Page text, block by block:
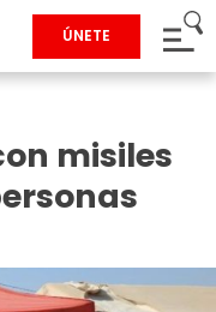
ÚNETE
misiles